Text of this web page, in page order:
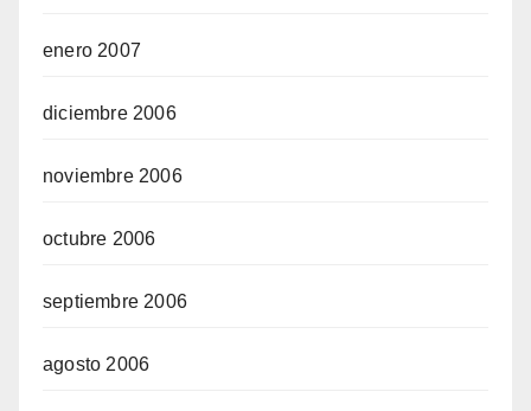
enero 2007
diciembre 2006
noviembre 2006
octubre 2006
septiembre 2006
agosto 2006